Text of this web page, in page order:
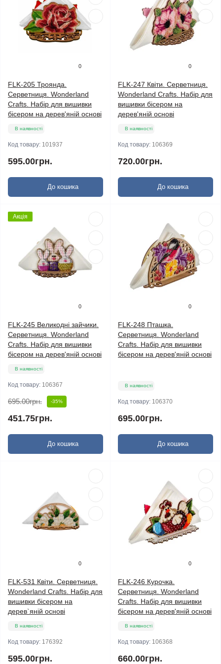
0
FLK-205 Троянда.
Серветниця. Wonderland
Crafts. Набір для вишивки
бісером на дерев'яній основі
В наявності
Код товару: 101937
595.00грн.
До кошика
0
FLK-247 Квіти. Серветниця.
Wonderland Crafts. Набір для
вишивки бісером на
дерев'яній основі
В наявності
Код товару: 106369
720.00грн.
До кошика
Акція
0
FLK-245 Великодні зайчики.
Серветниця. Wonderland
Crafts. Набір для вишивки
бісером на дерев'яній основі
В наявності
Код товару: 106367
695.00грн. -35%
451.75грн.
До кошика
0
FLK-248 Пташка.
Серветниця. Wonderland
Crafts. Набір для вишивки
бісером на дерев'яній основі
В наявності
Код товару: 106370
695.00грн.
До кошика
0
FLK-531 Квіти. Серветниця.
Wonderland Crafts. Набір для
вишивки бісером на
дерев`яній основі
В наявності
Код товару: 176392
595.00грн.
0
FLK-246 Курочка.
Серветниця. Wonderland
Crafts. Набір для вишивки
бісером на дерев'яній основі
В наявності
Код товару: 106368
660.00грн.